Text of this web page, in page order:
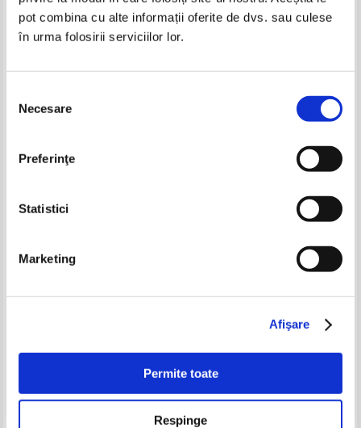
pot combina cu alte informații oferite de dvs. sau culese
în urma folosirii serviciilor lor.
consimțământului
Necesare
Preferinţe
Statistici
Marketing
Afişare
Permite toate
Respinge
Cartea mamelor. Cum sa fii cea
Adaugă în coș Adaugă în coș
-50% -60%